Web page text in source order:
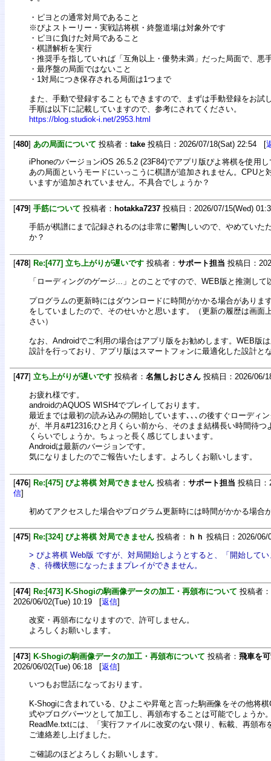
・ピヨとの通常対局であること
※ぴよストーリー・実戦詰将棋・終盤道場は対象外です
・ピヨに負けた対局であること
・棋譜解析を実行
・推奨手を指していれば「互角以上・優勢未満」だった局面で、悪
・最序盤の局面ではないこと
・1対局につき保存される局面は1つまで
また、手動で登録することもできますので、まずは手動登録をお試
手順は以下に記載していますので、参考にされてください。
https://blog.studiok-i.net/2953.html
[480] あの局面について 投稿者： take 投稿日：2026/07/18(Sat) 22:54 [
iPhoneのバージョンiOS 26.5.2 (23F84)でアプリ版ぴよ将棋を使用
あの局面というモードにいっこうに棋譜が追加されません。CPUと
いますが追加されていません。不具合でしょうか？
[479] 手筋について 投稿者： hotakka7237 投稿日：2026/07/15(Wed)
手筋が棋譜にまで記録されるのは非常に鬱陶しいので、やめていた
か？
[478] Re:[477] 立ち上がりが遅いです 投稿者： サポート担当 投稿日：
「ローディングのゲージ...」とのことですので、WEB版と推測して
プログラムの更新時にはダウンロードに時間がかかる場合がありま
をしていましたので、そのせいかと思います。（更新の履歴は画面
さい）
なお、Androidでご利用の場合はアプリ版をお勧めします。WEB版
設計を行っており、アプリ版はスマートフォンに最適化した設計と
[477] 立ち上がりが遅いです 投稿者： 名無しおじさん 投稿日：2026/06/
お疲れ様です。
androidのAQUOS WISH4でプレイしております。
最近までは最初の読み込みの開始しています､､､の後すぐローディ
が、半月&#12316;ひと月くらい前から、そのまま結構長い時間待つ
くらいでしょうか。ちょっと長く感じてしまいます。
Androidは最新のバージョンです。
気になりましたのでご報告いたします。よろしくお願いします。
[476] Re:[475] ぴよ将棋 対局できません 投稿者： サポート担当 投稿日
信]
初めてアクセスした場合やプログラム更新時には時間がかかる場合
[475] Re:[324] ぴよ将棋 対局できません 投稿者： ｈｈ 投稿日：2026/
> ぴよ将棋 Web版 ですが、対局開始しようとすると、「開始して
き、待機状態になったままプレイができません。
[474] Re:[473] K-Shogiの駒画像データの加工・再頒布について 投稿者：
2026/06/02(Tue) 10:19 [返信]
改変・再頒布になりますので、許可しません。
よろしくお願いします。
[473] K-Shogiの駒画像データの加工・再頒布について 投稿者： 飛車を
2026/06/02(Tue) 06:18 [返信]
いつもお世話になっております。
K-Shogiに含まれている、ひよこや昇竜と言った駒画像をその他将
式やブログパーツとして加工し、再頒布することは可能でしょうか
ReadMe.txtには、「実行ファイルに改変のない限り、転載、再頒布
ご連絡差し上げました。
ご確認のほどよろしくお願いします。